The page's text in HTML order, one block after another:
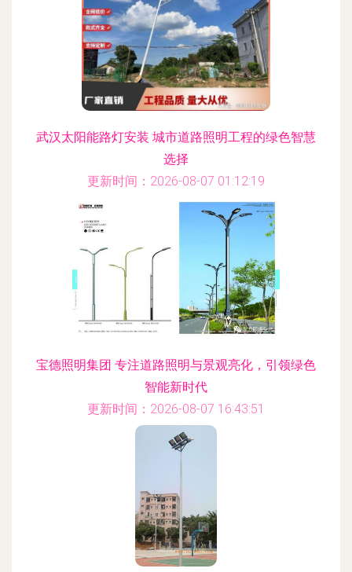
武汉太阳能路灯安装 城市道路照明工程的绿色智慧
选择
更新时间：2026-08-07 01:12:19
宝德照明集团 专注道路照明与景观亮化，引领绿色
智能新时代
更新时间：2026-08-07 16:43:51